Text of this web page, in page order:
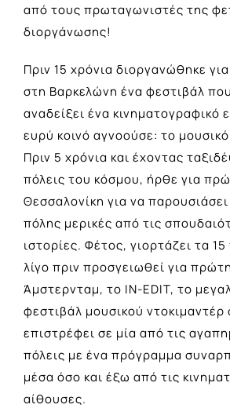
από τους πρωταγωνιστές της
διοργάνωσης!
Πριν 15 χρόνια διοργανώθηκε
στη Βαρκελώνη ένα φεστιβάλ
αναδείξει ένα κινηματογραφικό
ευρύ κοινό αγνοούσε: το
Πριν 5 χρόνια και έχοντας
πόλεις του κόσμου, ήρθε για
Θεσσαλονίκη για να
πόλης μερικές από τις
ιστορίες. Φέτος, γιορτάζει τα
λίγο πριν προσγειωθεί για
Άμστερνταμ, το IN-EDIT, το
φεστιβάλ μουσικού ντοκιμαντέρ
επιστρέφει σε μία από τις
πόλεις με ένα πρόγραμμα
μέσα όσο και έξω από τις
αίθουσες.